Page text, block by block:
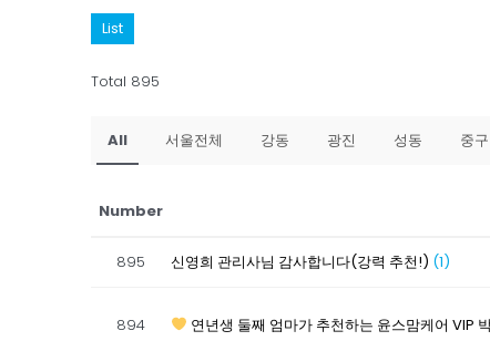
List
Total 895
All 서울전체 강동 광진 성동 중구
Number
895 신영희 관리사님 감사합니다(강력 추천!) (1)
894 연년생 둘째 엄마가 추천하는 윤스맘케어 VIP